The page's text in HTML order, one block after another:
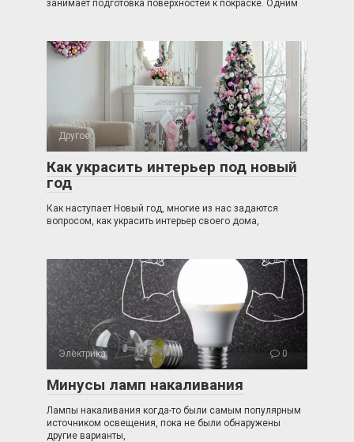
занимает подготовка поверхностей к покраске. Одним
Другое 0
Как украсить интерьер под новый
год
Как наступает Новый год, многие из нас задаются
вопросом, как украсить интерьер своего дома,
Электрика 0
Минусы ламп накаливания
Лампы накаливания когда-то были самым популярным
источником освещения, пока не были обнаружены
другие варианты,